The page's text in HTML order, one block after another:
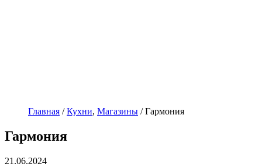
Главная / Кухни, Магазины /Гармония
Гармония
21.06.2024